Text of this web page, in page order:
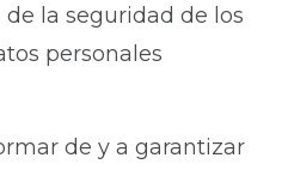
la seguridad de los
personales
de y a garantizar